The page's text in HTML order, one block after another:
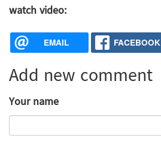
watch video:
EMAIL FACEBOOK
Add new comment
Your name